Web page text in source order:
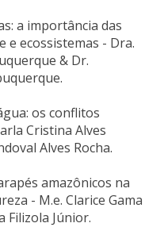
a importância das
e ecossistemas - Dra.
& Dr.
os conflitos
Cristina Alves
Alves Rocha.
amazônicos na
- M.e. Clarice Gama
Filizola Júnior.